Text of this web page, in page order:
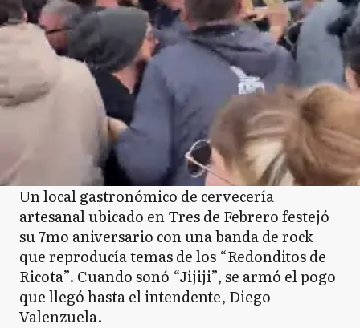
Un local gastronómico de cervecería
artesanal ubicado en Tres de Febrero festejó
su 7mo aniversario con una banda de rock
que reproducía temas de los “Redonditos de
Ricota”. Cuando sonó “Jijiji”, se armó el pogo
que llegó hasta el intendente, Diego
Valenzuela.